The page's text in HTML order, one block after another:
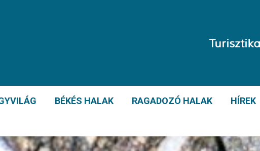
BÉKÉS HALAK RAGADOZÓ HALAK HÍREK